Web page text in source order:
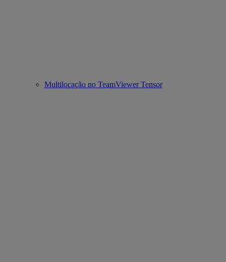
Multilocação no TeamViewer Tensor